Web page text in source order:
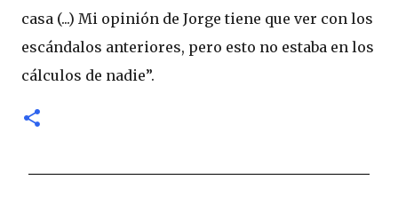
casa (...) Mi opinión de Jorge tiene que ver con los
escándalos anteriores, pero esto no estaba en los
cálculos de nadie”.